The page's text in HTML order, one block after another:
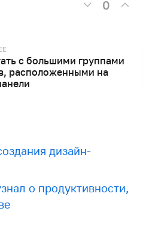
0
с большими группами
расположенными на
дизайн-
о продуктивности,